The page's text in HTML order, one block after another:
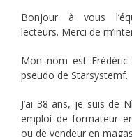
Bonjour à vous
lecteurs. Merci de
Mon nom est
pseudo de Starsystemf.
J’ai 38 ans, je suis de
emploi de formateur
ou de vendeur en